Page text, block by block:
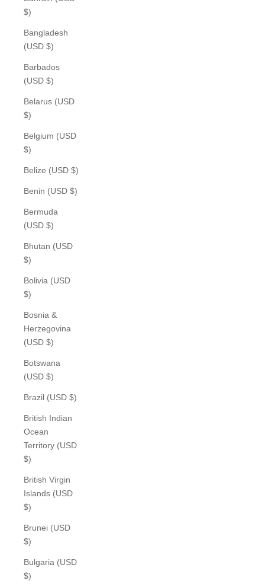
$)
Bangladesh
(USD $)
Barbados
(USD $)
Belarus (USD
$)
Belgium (USD
$)
Belize (USD $)
Benin (USD $)
Bermuda
(USD $)
Bhutan (USD
$)
Bolivia (USD
$)
Bosnia &
Herzegovina
(USD $)
Botswana
(USD $)
Brazil (USD $)
British Indian
Ocean
Territory (USD
$)
British Virgin
Islands (USD
$)
Brunei (USD
$)
Bulgaria (USD
$)